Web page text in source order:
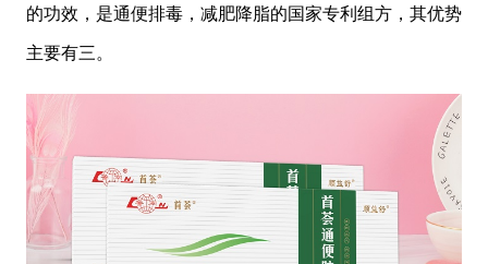
的功效，是通便排毒，减肥降脂的国家专利组方，其优势
主要有三。